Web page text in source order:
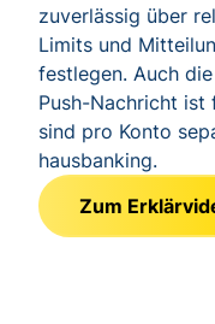
zuverlässig über
Limits und
festlegen. Auch
Push-Nachricht ist
sind pro Konto
hausbanking.
Zum